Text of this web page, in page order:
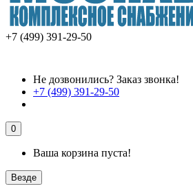
+7 (499) 391-29-50
Не дозвонились? Заказ звонка!
+7 (499) 391-29-50
0
Ваша корзина пуста!
Везде